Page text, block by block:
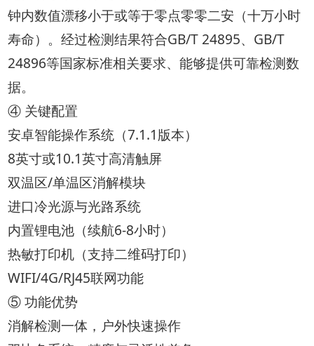
钟内数值漂移小于或等于零点零零二安（十万小时
寿命）。经过检测结果符合GB/T 24895、GB/T
24896等国家标准相关要求、能够提供可靠检测数
据。
④ 关键配置
安卓智能操作系统（7.1.1版本）
8英寸或10.1英寸高清触屏
双温区/单温区消解模块
进口冷光源与光路系统
内置锂电池（续航6-8小时）
热敏打印机（支持二维码打印）
WIFI/4G/RJ45联网功能
⑤ 功能优势
消解检测一体，户外快速操作